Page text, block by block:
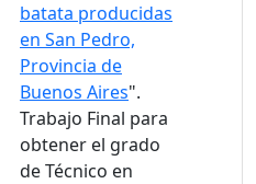
batata producidas
en San Pedro,
Provincia de
Buenos Aires".
Trabajo Final para
obtener el grado
de Técnico en